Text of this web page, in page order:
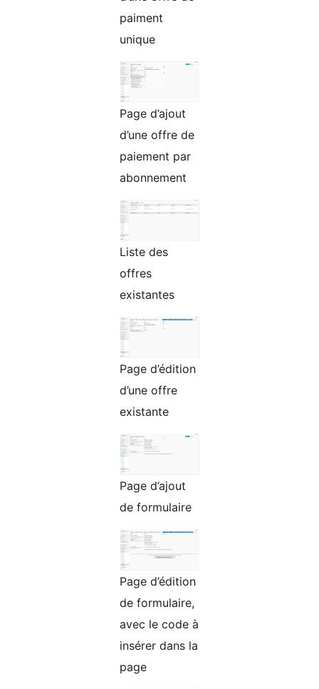
paiment
unique
Page d’ajout
d’une offre de
paiement par
abonnement
Liste des
offres
existantes
Page d’édition
d’une offre
existante
Page d’ajout
de formulaire
Page d’édition
de formulaire,
avec le code à
insérer dans la
page